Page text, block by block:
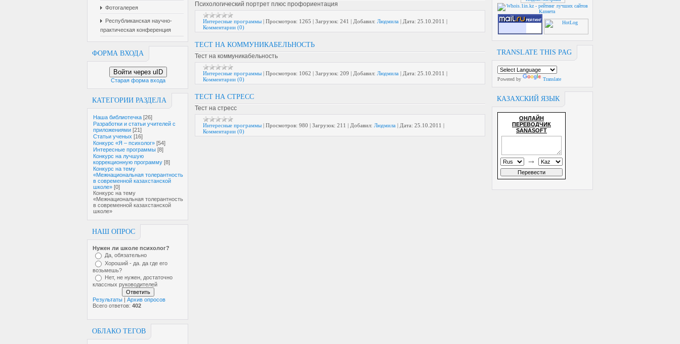
Фотогалерея
Республиканская научно-
практическая конференция
ФОРМА ВХОДА
Войти через uID
Старая форма входа
КАТЕГОРИИ РАЗДЕЛА
Наша библиотечка [26]
Разработки и статьи учителей с
приложениями [21]
Статьи ученых [16]
Конкурс «Я – психолог» [54]
Интересные программы [8]
Конкурс на лучшую
коррекционную программу [8]
Конкурс на тему
«Межнациональная толерантность
в современной казахстанской
школе» [0]
Конкурс на тему
«Межнациональная толерантность
в современной казахстанской
школе»
НАШ ОПРОС
Нужен ли школе психолог?
Да, обязательно
Хороший - да. да где его
возьмешь?
Нет, не нужен, достаточно
классных руководителей
Результаты | Архив опросов
Всего ответов: 402
ОБЛАКО ТЕГОВ
TRANSLATE THIS PAG
Powered by Translate
КАЗАХСКИЙ ЯЗЫК
ОНЛАЙН
ПЕРЕВОДЧИК
SANASOFT
→
Психологический портрет плюс профориентация
Интересные программы | Просмотров: 1265 | Загрузок: 241 | Добавил: Людмила | Дата: 25.10.2011 |
Комментарии (0)
ТЕСТ НА КОММУНИКАБЕЛЬНОСТЬ
Тест на коммуникабельность
Интересные программы | Просмотров: 1062 | Загрузок: 209 | Добавил: Людмила | Дата: 25.10.2011 |
Комментарии (0)
ТЕСТ НА СТРЕСС
Тест на стресс
Интересные программы | Просмотров: 980 | Загрузок: 211 | Добавил: Людмила | Дата: 25.10.2011 |
Комментарии (0)